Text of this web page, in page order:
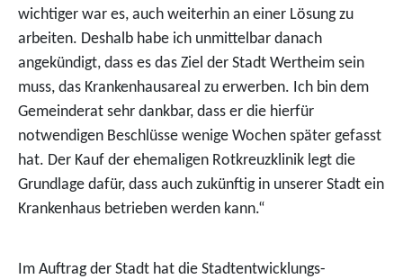
wichtiger war es, auch weiterhin an einer Lösung zu
arbeiten. Deshalb habe ich unmittelbar danach
angekündigt, dass es das Ziel der Stadt Wertheim sein
muss, das Krankenhausareal zu erwerben. Ich bin dem
Gemeinderat sehr dankbar, dass er die hierfür
notwendigen Beschlüsse wenige Wochen später gefasst
hat. Der Kauf der ehemaligen Rotkreuzklinik legt die
Grundlage dafür, dass auch zukünftig in unserer Stadt ein
Krankenhaus betrieben werden kann.“
Im Auftrag der Stadt hat die Stadtentwicklungs-